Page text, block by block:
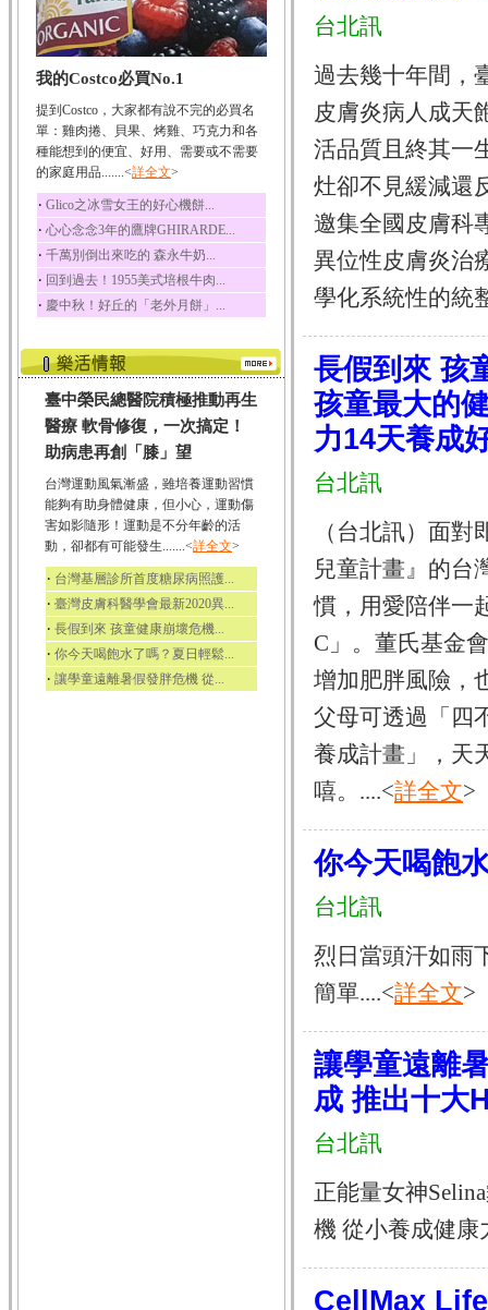
椰子
椰子含有糖類、脂肪、
蛋白質、維生素及多...
荔枝
荔枝性質溫和所含的營
養素有醣類、檸檬酸...
五味子
五味子性質溫熱所含營
養成分有揮發油、檸...
草魚
草魚含有維生素A、維生
素C、及豐富的蛋白...
我的Costco必買No.1
提到Costco，大家都有說不完的必買名
單：雞肉捲、貝果、烤雞、巧克力和各
種能想到的便宜、好用、需要或不需要
的家庭用品.......<詳全文>
‧ Glico之冰雪女王的好心機餅...
‧ 心心念念3年的鷹牌GHIRARDE...
‧ 千萬別倒出來吃的 森永牛奶...
‧ 回到過去！1955美式培根牛肉...
‧ 慶中秋！好丘的「老外月餅」...
臺中榮民總醫院積極推動再生
醫療 軟骨修復，一次搞定！
助病患再創「膝」望
台灣運動風氣漸盛，雖培養運動習慣
能夠有助身體健康，但小心，運動傷
害如影隨形！運動是不分年齡的活
動，卻都有可能發生.......<詳全文>
‧ 台灣基層診所首度糖尿病照護...
‧ 臺灣皮膚科醫學會最新2020異...
‧ 長假到來 孩童健康崩壞危機...
‧ 你今天喝飽水了嗎？夏日輕鬆...
‧ 讓學童遠離暑假發胖危機 從...
台北訊
過去幾十年間，
皮膚炎病人成天
活品質且終其一
灶卻不見緩減還
邀集全國皮膚科
異位性皮膚炎治
學化系統性的統
長假到來 孩
孩童最大的
力14天養成
台北訊
（台北訊）面
兒童計畫』的台
慣，用愛陪伴一
C」。董氏基金
增加肥胖風險，
父母可透過「四
養成計畫」，天
嘻。....<詳全文>
你今天喝飽
台北訊
烈日當頭汗如雨
簡單....<詳全文>
讓學童遠離
成 推出十大
台北訊
正能量女神
機 從小養成健康
CellMax